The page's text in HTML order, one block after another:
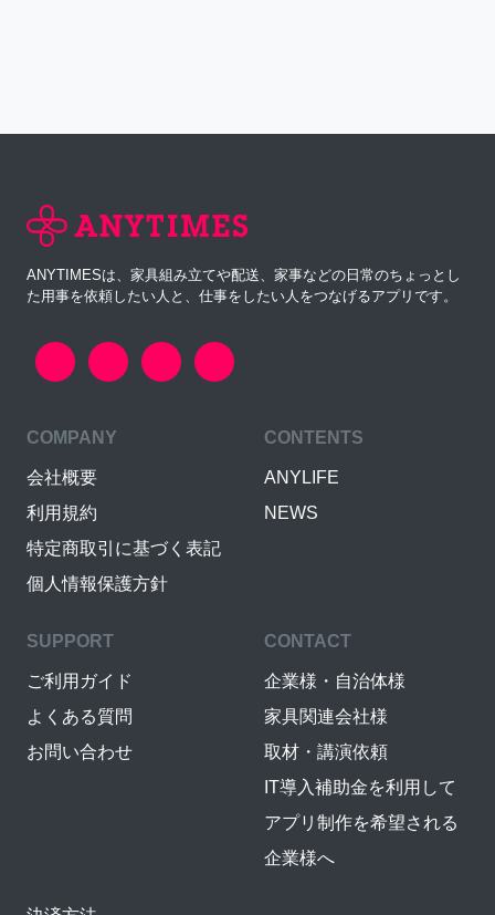
ANYTIMESは、家具組み立てや配送、家事などの日常のちょっとし
た用事を依頼したい人と、仕事をしたい人をつなげるアプリです。
COMPANY
会社概要
利用規約
特定商取引に基づく表記
個人情報保護方針
CONTENTS
ANYLIFE
NEWS
SUPPORT
ご利用ガイド
よくある質問
お問い合わせ
CONTACT
企業様・自治体様
家具関連会社様
取材・講演依頼
IT導入補助金を利用して
アプリ制作を希望される
企業様へ